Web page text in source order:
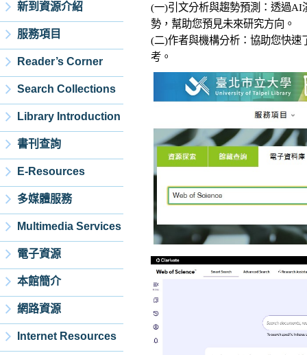
新到資源介紹
服務項目
Reader’s Corner
Search Collections
Library Introduction
書刊查詢
E-Resources
多媒體服務
Multimedia Services
電子資源
本館簡介
網路資源
Internet Resources
(一)引文分析與趨勢預測：透過AI
勢，幫助您預見未來研究方向。
(二)作者與機構分析：協助您快速
考。